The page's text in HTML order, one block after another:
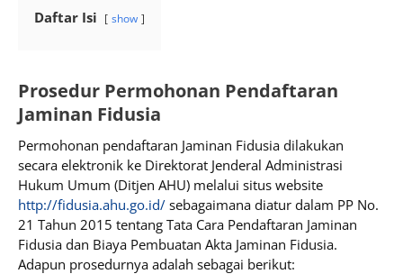
Daftar Isi show
Prosedur Permohonan Pendaftaran
Jaminan Fidusia
Permohonan pendaftaran Jaminan Fidusia dilakukan
secara elektronik ke Direktorat Jenderal Administrasi
Hukum Umum (Ditjen AHU) melalui situs website
http://fidusia.ahu.go.id/ sebagaimana diatur dalam PP No.
21 Tahun 2015 tentang Tata Cara Pendaftaran Jaminan
Fidusia dan Biaya Pembuatan Akta Jaminan Fidusia.
Adapun prosedurnya adalah sebagai berikut: